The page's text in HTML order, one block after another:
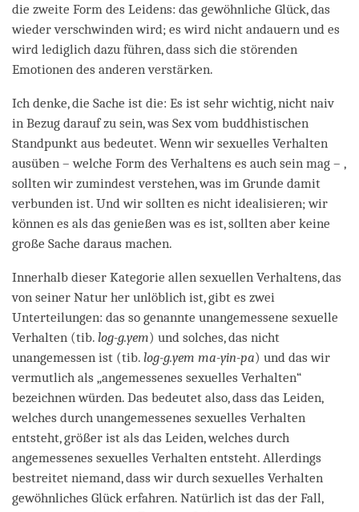
die zweite Form des Leidens: das gewöhnliche Glück, das
wieder verschwinden wird; es wird nicht andauern und es
wird lediglich dazu führen, dass sich die störenden
Emotionen des anderen verstärken.
Ich denke, die Sache ist die: Es ist sehr wichtig, nicht naiv
in Bezug darauf zu sein, was Sex vom buddhistischen
Standpunkt aus bedeutet. Wenn wir sexuelles Verhalten
ausüben – welche Form des Verhaltens es auch sein mag – ,
sollten wir zumindest verstehen, was im Grunde damit
verbunden ist. Und wir sollten es nicht idealisieren; wir
können es als das genießen was es ist, sollten aber keine
große Sache daraus machen.
Innerhalb dieser Kategorie allen sexuellen Verhaltens, das
von seiner Natur her unlöblich ist, gibt es zwei
Unterteilungen: das so genannte unangemessene sexuelle
Verhalten (tib. log-g.yem) und solches, das nicht
unangemessen ist (tib. log-g.yem ma-yin-pa) und das wir
vermutlich als „angemessenes sexuelles Verhalten“
bezeichnen würden. Das bedeutet also, dass das Leiden,
welches durch unangemessenes sexuelles Verhalten
entsteht, größer ist als das Leiden, welches durch
angemessenes sexuelles Verhalten entsteht. Allerdings
bestreitet niemand, dass wir durch sexuelles Verhalten
gewöhnliches Glück erfahren. Natürlich ist das der Fall,